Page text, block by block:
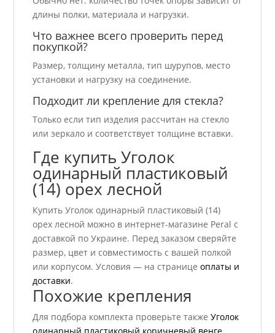
длины полки, материала и нагрузки.
Что важнее всего проверить перед
покупкой?
Размер, толщину металла, тип шурупов, место
установки и нагрузку на соединение.
Подходит ли крепление для стекла?
Только если тип изделия рассчитан на стекло
или зеркало и соответствует толщине вставки.
Где купить Уголок
одинарный пластиковый
(14) орех лесной
Купить Уголок одинарный пластиковый (14)
орех лесной можно в интернет-магазине Peral с
доставкой по Украине. Перед заказом сверяйте
размер, цвет и совместимость с вашей полкой
или корпусом. Условия — на страницеоплаты и
доставки.
Похожие крепления
Для подбора комплекта проверьте такжеУголок
одинарный пластиковый коричневый венге,